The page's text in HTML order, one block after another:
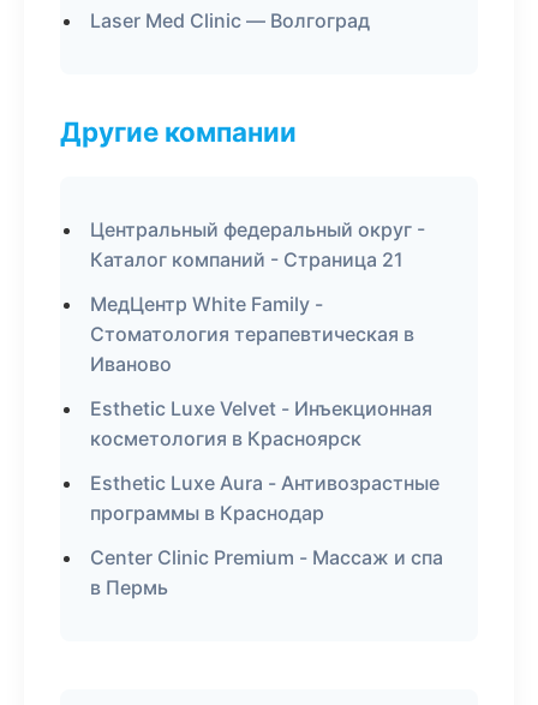
Laser Med Clinic — Волгоград
Другие компании
Центральный федеральный округ -
Каталог компаний - Страница 21
МедЦентр White Family -
Стоматология терапевтическая в
Иваново
Esthetic Luxe Velvet - Инъекционная
косметология в Красноярск
Esthetic Luxe Aura - Антивозрастные
программы в Краснодар
Center Clinic Premium - Массаж и спа
в Пермь